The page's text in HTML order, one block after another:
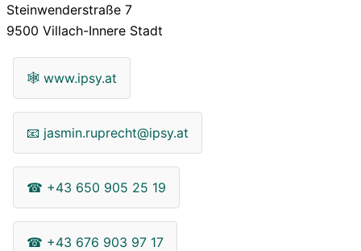
Steinwenderstraße 7
9500 Villach-Innere Stadt
🕸 www.ipsy.at
📧 jasmin.ruprecht@ipsy.at
☎ +43 650 905 25 19
☎ +43 676 903 97 17